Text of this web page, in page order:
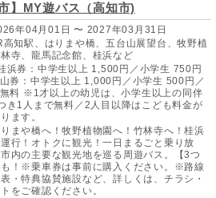
市】MY遊バス（高知市)
年04月01日 〜 2027年03月31日
高知駅、はりまや橋、五台山展望台、牧野植
寺、龍馬記念館、桂浜など
浜券：中学生以上 1,500円／小学生 750円
券：中学生以上 1,000円／小学生 500円／
料 ※1才以上の幼児は、小学生以上の同伴
き1人まで無料／2人目以降はこども料金が
ます。
まや橋へ！牧野植物園へ！竹林寺へ！桂浜
行！オトクに観光！一日まるごと乗り放
内の主要な観光地を巡る周遊バス。【3つ
！※乗車券は事前に購入ください。※路線
・特典協賛施設など、詳しくは、チラシ・
をご確認ください。